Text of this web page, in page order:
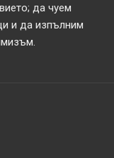
да чуем
и да изпълним